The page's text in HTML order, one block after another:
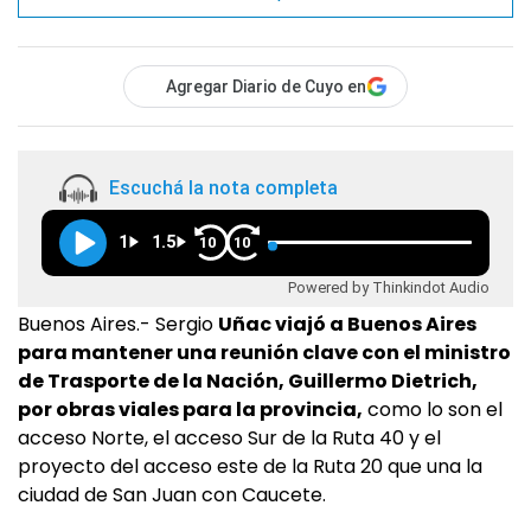
Agregar Diario de Cuyo en
Escuchá la nota completa
1 1.5 10 10
Powered by Thinkindot Audio
Buenos Aires.- Sergio Uñac viajó a Buenos Aires
para mantener una reunión clave con el ministro
de Trasporte de la Nación, Guillermo Dietrich,
por obras viales para la provincia, como lo son el
acceso Norte, el acceso Sur de la Ruta 40 y el
proyecto del acceso este de la Ruta 20 que una la
ciudad de San Juan con Caucete.